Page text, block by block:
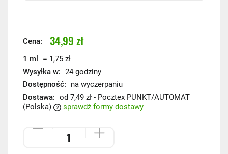
Cena: 34,99 zł
1 ml = 1,75 zł
Wysyłka w: 24 godziny
Dostępność:
na wyczerpaniu
Dostawa: od 7,49 zł - Pocztex PUNKT/AUTOMAT
(Polska)
sprawdź formy dostawy